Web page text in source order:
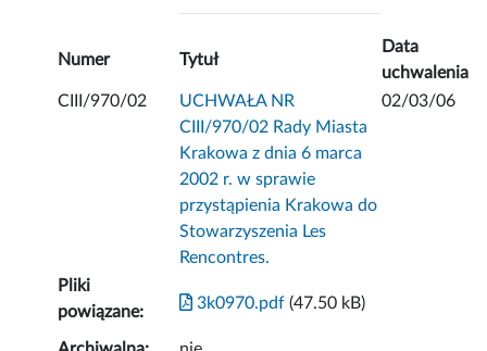
Numer Tytuł
Data
uchwalenia
CIII/970/02
UCHWAŁA NR
CIII/970/02 Rady Miasta
Krakowa z dnia 6 marca
2002 r. w sprawie
przystąpienia Krakowa do
Stowarzyszenia Les
Rencontres.
02/03/06
Pliki
powiązane:
3k0970.pdf (47.50 kB)